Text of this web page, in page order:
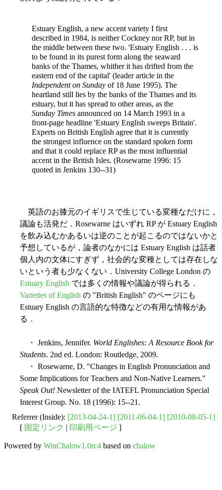
Estuary English, a new accent variety I first
described in 1984, is neither Cockney nor RP, but in
the middle between these two. 'Estuary English . . . is
to be found in its purest form along the seaward
banks of the Thames, whither it has drifted from the
eastern end of the capital' (leader article in the
Independent on Sunday of 18 June 1995). The
heartland still lies by the banks of the Thames and its
estuary, but it has spread to other areas, as the
Sunday Times announced on 14 March 1993 in a
front-page headline 'Estuary English sweeps Britain'.
Experts on British English agree that it is currently
the strongest influence on the standard spoken form
and that it could replace RP as the most influential
accent in the British Isles. (Rosewarne 1996: 15
quoted in Jenkins 130--31)
英語のお膝元のイギリスで生じている変種なだけに，
議論も活発だ．Rosewarne はいずれ RP が Estuary English
を飲み込むかあるいは逆のことが起こるのではないかと
予想しているが，論者のなかには Estuary English は話者
個人内の文体にすぎず，社会的な変種としては存在しな
いという者も少なくない．University College London の
Estuary English では多くの情報や議論が得られる．
Varieties of English の "British English" のページにも
Estuary English の言語的な特徴などの有用な情報があ
る．
・ Jenkins, Jennifer. World Englishes: A Resource Book for
Students. 2nd ed. London: Routledge, 2009.
・ Rosewarne, D. "Changes in English Pronunciation and
Some Implications for Teachers and Non-Native Learners."
Speak Out! Newsletter of the IATEFL Pronunciation Special
Interest Group. No. 18 (1996): 15--21.
Referrer (Inside): [2013-04-24-1] [2011-06-04-1] [2010-08-05-1]
[ 固定リンク | 印刷用ページ ]
Powered by WinChalow1.0rc4 based on chalow